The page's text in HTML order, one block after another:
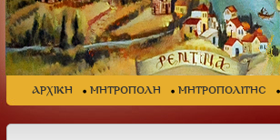
ΑΡΧΙΚΗ ΜΗΤΡΟΠΟΛΗ ΜΗΤΡΟΠΟΛΙΤΗΣ